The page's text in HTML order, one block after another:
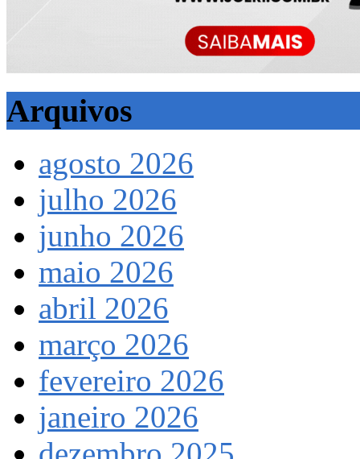
Arquivos
agosto 2026
julho 2026
junho 2026
maio 2026
abril 2026
março 2026
fevereiro 2026
janeiro 2026